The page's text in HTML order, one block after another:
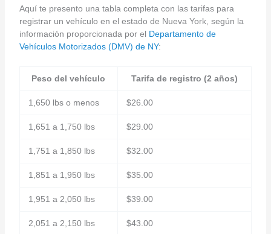
Aquí te presento una tabla completa con las tarifas para
registrar un vehículo en el estado de Nueva York, según la
información proporcionada por el Departamento de
Vehículos Motorizados (DMV) de NY:
Peso del vehículo Tarifa de registro (2 años)
1,650 lbs o menos $26.00
1,651 a 1,750 lbs $29.00
1,751 a 1,850 lbs $32.00
1,851 a 1,950 lbs $35.00
1,951 a 2,050 lbs $39.00
2,051 a 2,150 lbs $43.00